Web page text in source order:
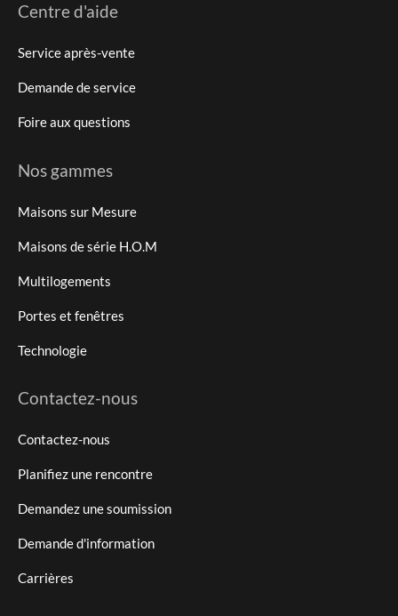
Centre d'aide
Service après-vente
Demande de service
Foire aux questions
Nos gammes
Maisons sur Mesure
Maisons de série H.O.M
Multilogements
Portes et fenêtres
Technologie
Contactez-nous
Contactez-nous
Planifiez une rencontre
Demandez une soumission
Demande d'information
Carrières